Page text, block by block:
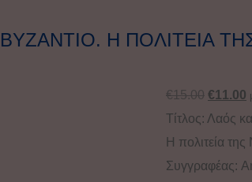
Η ΠΟΛΙΤΕΙΑ
€15.00 €11.00
Τίτλος: Λαός
Η πολιτεία
Συγγραφέας: